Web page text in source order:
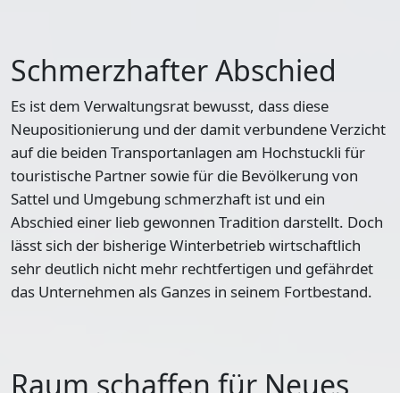
Schmerzhafter Abschied
Es ist dem Verwaltungsrat bewusst, dass diese
Neupositionierung und der damit verbundene Verzicht
auf die beiden Transportanlagen am Hochstuckli für
touristische Partner sowie für die Bevölkerung von
Sattel und Umgebung schmerzhaft ist und ein
Abschied einer lieb gewonnen Tradition darstellt. Doch
lässt sich der bisherige Winterbetrieb wirtschaftlich
sehr deutlich nicht mehr rechtfertigen und gefährdet
das Unternehmen als Ganzes in seinem Fortbestand.
Raum schaffen für Neues